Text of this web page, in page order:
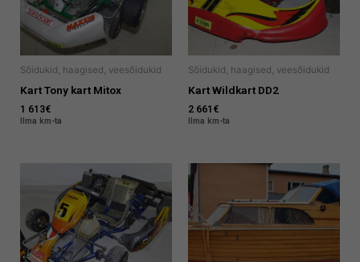
Sõidukid, haagised, veesõidukid
Kart Tony kart Mitox
1 613€
Ilma km-ta
Sõidukid, haagised, veesõidukid
Kart Wildkart DD2
2 661 €
Ilma km-ta